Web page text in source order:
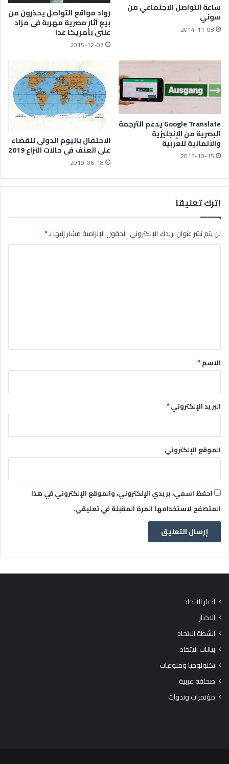
ساعة التواصل الاجتماعي من
سوني
2014-11-08
رواد مواقع التواصل يحذرون من
بيع آثار مصرية مهربة فى مزاد
علنى بأمريكا غدا
2015-12-07
Google Translate يدعم الترجمة
البصرية من الإنجليزية
والألمانية للعربية
2015-10-15
الاحتفال باليوم الدولى للقضاء
على العنف فى حالات النزاع 2019
2019-06-18
اترك تعليقاً
لن يتم نشر عنوان بريدك الإلكتروني.الحقول الإلزامية مشار إليها بـ*
*الاسم*
البريد الإلكتروني*
الموقع الإلكتروني
احفظ اسمي، بريدي الإلكتروني، والموقع الإلكتروني في هذا
المتصفح لاستخدامها المرة المقبلة في تعليقي.
اخبار الاتحاد
الاخبار
انشطة الاتحاد
بيانات الاتحاد
تكنولوجيا ومنوعات
صحافة عربية
مؤتمرات وندوات